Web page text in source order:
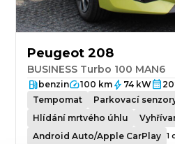
Peugeot 208
BUSINESS Turbo 100 MAN6
benzin 100 km 74 kW
Tempomat
Parkovací
Hlídání mrtvého úhlu
Android Auto/Apple CarPlay
1